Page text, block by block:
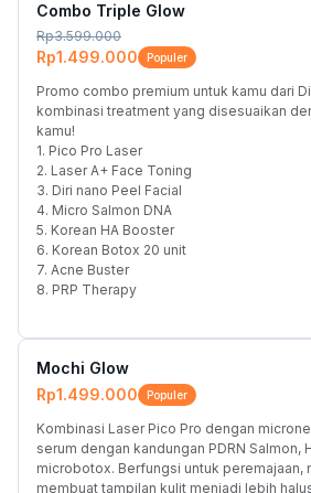
Combo Triple Glow
Rp3.599.000
Rp1.499.000 Populer
Promo combo premium untuk kamu dari
kombinasi treatment yang disesuaikan
kamu!
1. Pico Pro Laser
2. Laser A+ Face Toning
3. Diri nano Peel Facial
4. Micro Salmon DNA
5. Korean HA Booster
6. Korean Botox 20 unit
7. Acne Buster
8. PRP Therapy
Mochi Glow
Rp1.499.000
Populer
Kombinasi Laser Pico Pro dengan
serum dengan kandungan PDRN Salmon,
microbotox. Berfungsi untuk peremajaan,
membuat tampilan kulit menjadi lebih